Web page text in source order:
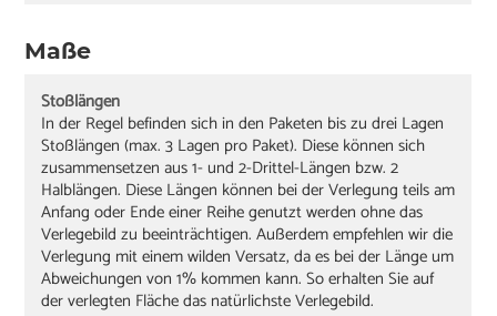
Maße
Stoßlängen
In der Regel befinden sich in den Paketen bis zu drei Lagen
Stoßlängen (max. 3 Lagen pro Paket). Diese können sich
zusammensetzen aus 1- und 2-Drittel-Längen bzw. 2
Halblängen. Diese Längen können bei der Verlegung teils am
Anfang oder Ende einer Reihe genutzt werden ohne das
Verlegebild zu beeinträchtigen. Außerdem empfehlen wir die
Verlegung mit einem wilden Versatz, da es bei der Länge um
Abweichungen von 1% kommen kann. So erhalten Sie auf
der verlegten Fläche das natürlichste Verlegebild.